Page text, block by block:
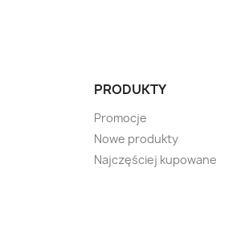
PRODUKTY
Promocje
Nowe produkty
Najczęściej kupowane